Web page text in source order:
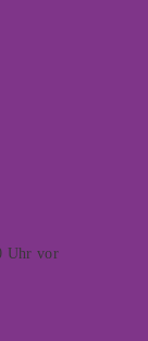
Uhr vor